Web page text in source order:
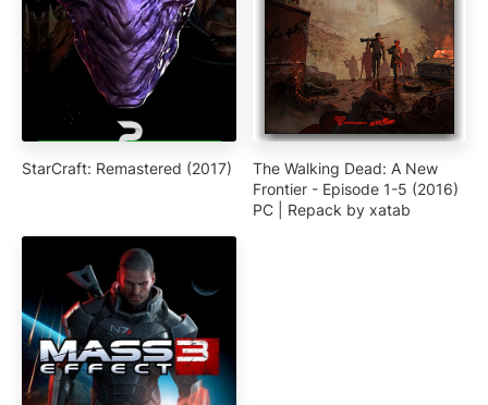
StarCraft: Remastered (2017)
The Walking Dead: A New
Frontier - Episode 1-5 (2016)
PC | Repack by xatab